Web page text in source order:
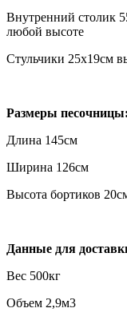
Внутренний столик
любой высоте
Стульчики 25х19см
Размеры песочницы:
Длина 145см
Ширина 126см
Высота бортиков
Данные для
Вес 500кг
Объем 2,9м3